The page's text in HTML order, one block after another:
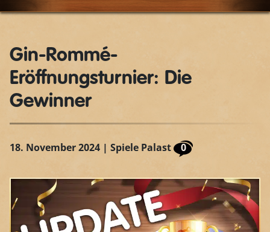
Gin-Rommé-
Eröffnungsturnier: Die
Gewinner
18. November 2024 | Spiele Palast 0